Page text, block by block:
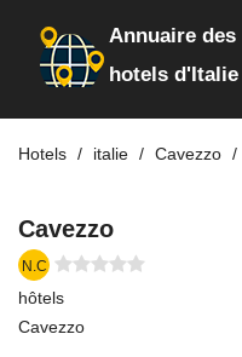
Annuaire des
hotels d'Italie
Hotels italie Cavezzo
Cavezzo
N.C
hôtels
Cavezzo